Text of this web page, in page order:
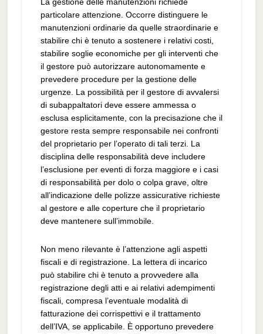
particolare attenzione. Occorre distinguere le
manutenzioni ordinarie da quelle straordinarie e
stabilire chi è tenuto a sostenere i relativi costi,
stabilire soglie economiche per gli interventi che
il gestore può autorizzare autonomamente e
prevedere procedure per la gestione delle
urgenze. La possibilità per il gestore di avvalersi
di subappaltatori deve essere ammessa o
esclusa esplicitamente, con la precisazione che il
gestore resta sempre responsabile nei confronti
del proprietario per l’operato di tali terzi. La
disciplina delle responsabilità deve includere
l’esclusione per eventi di forza maggiore e i casi
di responsabilità per dolo o colpa grave, oltre
all’indicazione delle polizze assicurative richieste
al gestore e alle coperture che il proprietario
deve mantenere sull’immobile.
Non meno rilevante è l’attenzione agli aspetti
fiscali e di registrazione. La lettera di incarico
può stabilire chi è tenuto a provvedere alla
registrazione degli atti e ai relativi adempimenti
fiscali, compresa l’eventuale modalità di
fatturazione dei corrispettivi e il trattamento
dell’IVA, se applicabile. È opportuno prevedere